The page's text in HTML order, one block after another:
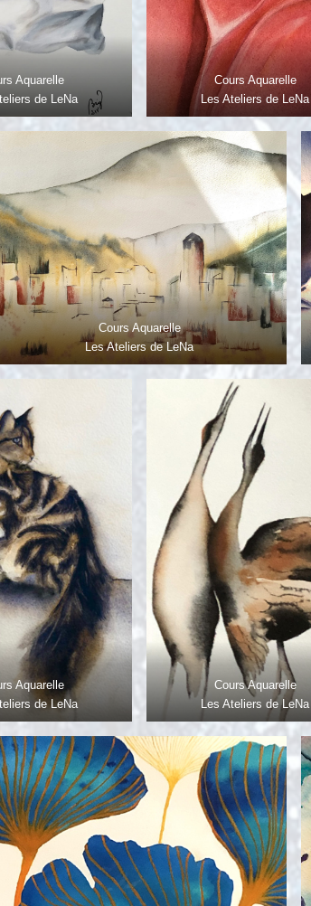
Aquarelle
de LeNa
Cours Aquarelle
Les Ateliers de LeNa
Cours Aquarelle
Les Ateliers de LeNa
Aquarelle
de LeNa
Cours Aquarelle
Les Ateliers de LeNa